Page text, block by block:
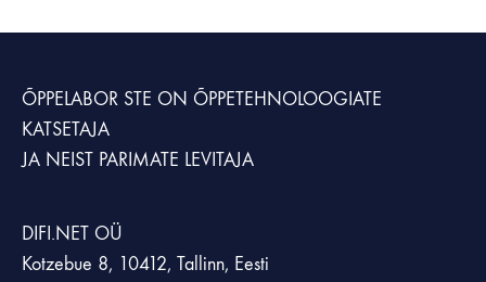
ÕPPELABOR STE ON ÕPPETEHNOLOOGIATE
KATSETAJA
JA NEIST PARIMATE LEVITAJA
DIFI.NET OÜ
Kotzebue 8, 10412, Tallinn, Eesti